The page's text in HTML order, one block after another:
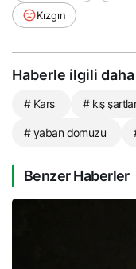
Kızgın
Haberle ilgili daha
# Kars # kış
# yaban domuzu
Benzer Haberler